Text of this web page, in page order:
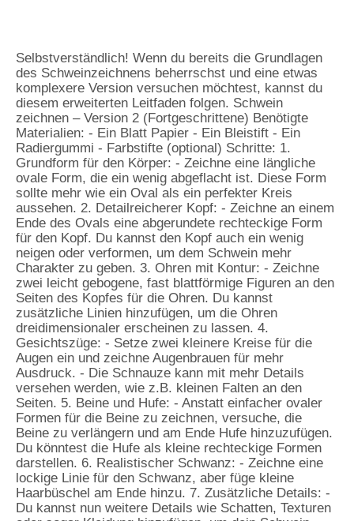
Selbstverständlich! Wenn du bereits die Grundlagen
des Schweinzeichnens beherrschst und eine etwas
komplexere Version versuchen möchtest, kannst du
diesem erweiterten Leitfaden folgen. Schwein
zeichnen – Version 2 (Fortgeschrittene) Benötigte
Materialien: - Ein Blatt Papier - Ein Bleistift - Ein
Radiergummi - Farbstifte (optional) Schritte: 1.
Grundform für den Körper: - Zeichne eine längliche
ovale Form, die ein wenig abgeflacht ist. Diese Form
sollte mehr wie ein Oval als ein perfekter Kreis
aussehen. 2. Detailreicherer Kopf: - Zeichne an einem
Ende des Ovals eine abgerundete rechteckige Form
für den Kopf. Du kannst den Kopf auch ein wenig
neigen oder verformen, um dem Schwein mehr
Charakter zu geben. 3. Ohren mit Kontur: - Zeichne
zwei leicht gebogene, fast blattförmige Figuren an den
Seiten des Kopfes für die Ohren. Du kannst
zusätzliche Linien hinzufügen, um die Ohren
dreidimensionaler erscheinen zu lassen. 4.
Gesichtszüge: - Setze zwei kleinere Kreise für die
Augen ein und zeichne Augenbrauen für mehr
Ausdruck. - Die Schnauze kann mit mehr Details
versehen werden, wie z.B. kleinen Falten an den
Seiten. 5. Beine und Hufe: - Anstatt einfacher ovaler
Formen für die Beine zu zeichnen, versuche, die
Beine zu verlängern und am Ende Hufe hinzuzufügen.
Du könntest die Hufe als kleine rechteckige Formen
darstellen. 6. Realistischer Schwanz: - Zeichne eine
lockige Linie für den Schwanz, aber füge kleine
Haarbüschel am Ende hinzu. 7. Zusätzliche Details: -
Du kannst nun weitere Details wie Schatten, Texturen